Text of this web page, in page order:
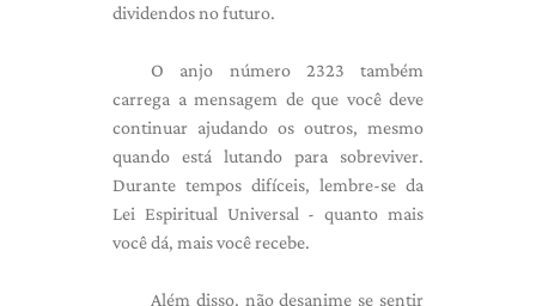
dividendos no futuro.
O anjo número 2323 também
carrega a mensagem de que você deve
continuar ajudando os outros, mesmo
quando está lutando para sobreviver.
Durante tempos difíceis, lembre-se da
Lei Espiritual Universal - quanto mais
você dá, mais você recebe.
Além disso, não desanime se sentir